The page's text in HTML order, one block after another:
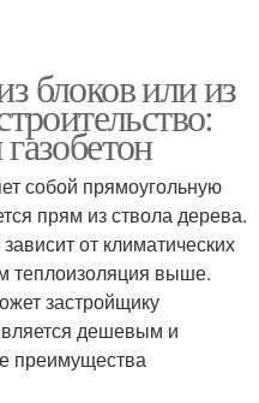
блоков или из
собой прямоугольную
прям из ствола дерева.
от климатических
теплоизоляция выше.
застройщику
дешевым и
преимущества